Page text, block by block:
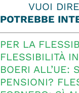
VUOI
POTREBBE
PER LA
FLESSIBILITÀ
BOERI ALL’UE:
PENSIONI?